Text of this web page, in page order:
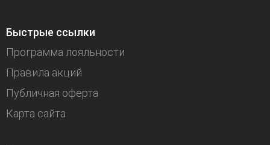
Быстрые ссылки
Программа лояльности
Правила акций
Публичная оферта
Карта сайта